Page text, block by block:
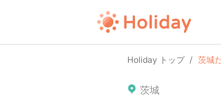
Holiday トップ 茨城
茨城